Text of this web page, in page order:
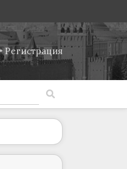
Регистрация